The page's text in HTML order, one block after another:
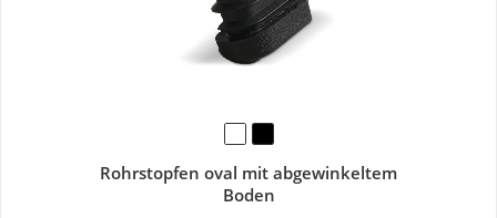
Rohrstopfen oval mit abgewinkeltem
Boden